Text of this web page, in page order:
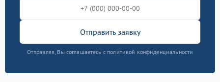
Отправить заявку
Отправляя, Вы соглашаетесь с политикой конфиденциальности